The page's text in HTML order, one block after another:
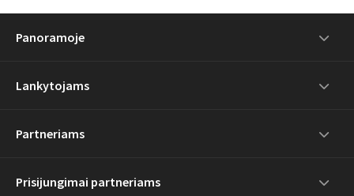
Panoramoje
Lankytojams
Partneriams
Prisijungimai partneriams